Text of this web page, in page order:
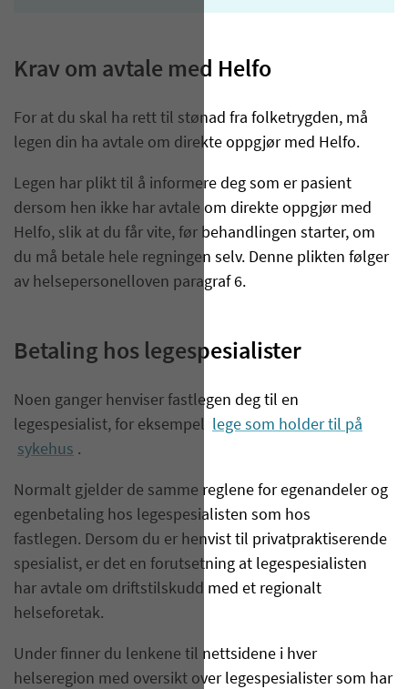
Krav om avtale med Helfo
For at du skal ha rett til stønad fra folketrygden, må
legen din ha avtale om direkte oppgjør med Helfo.
Legen har plikt til å informere deg som er pasient
dersom hen ikke har avtale om direkte oppgjør med
Helfo, slik at du får vite, før behandlingen starter, om
du må betale hele regningen selv. Denne plikten følger
av helsepersonelloven paragraf 6.
Betaling hos legespesialister
Noen ganger henviser fastlegen deg til en
legespesialist, for eksempel lege som holder til på
sykehus .
Normalt gjelder de samme reglene for egenandeler og
egenbetaling hos legespesialisten som hos
fastlegen. Dersom du er henvist til privatpraktiserende
spesialist, er det en forutsetning at legespesialisten
har avtale om driftstilskudd med et regionalt
helseforetak.
Under finner du lenkene til nettsidene i hver
helseregion med oversikt over legespesialister som har